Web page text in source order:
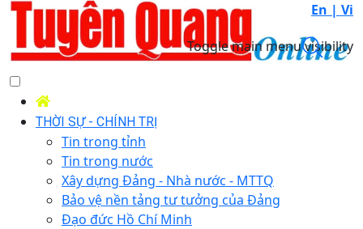
En | Vi
Toggle main menu visibility
THỜI SỰ - CHÍNH TRỊ
Tin trong tỉnh
Tin trong nước
Xây dựng Đảng - Nhà nước - MTTQ
Bảo vệ nền tảng tư tưởng của Đảng
Đạo đức Hồ Chí Minh